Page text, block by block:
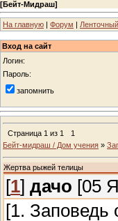
[Бейт-Мидраш]
На главную | Форум |
Вход на сайт
Логин:
Пароль:
запомнить
Страница 1 из 1
1
Бейт-мидраш / Дом учения »
Жертва рыжей телицы
[1] дачо [05
[1. Заповедь